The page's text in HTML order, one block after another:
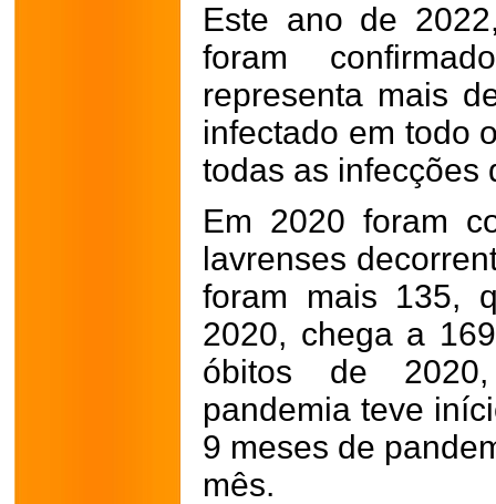
Este ano de
foram
representa mais
infectado em todo
todas as infecções
Em 2020 foram
lavrenses
foram mais 135,
2020, chega a
óbitos de
pandemia teve
9 meses de
mês.